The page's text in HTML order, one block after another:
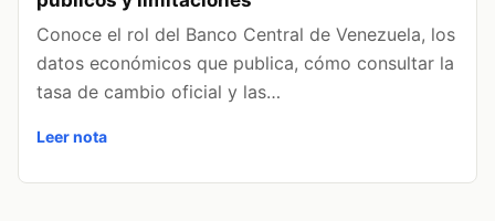
Conoce el rol del Banco Central de Venezuela, los
datos económicos que publica, cómo consultar la
tasa de cambio oficial y las…
Leer nota